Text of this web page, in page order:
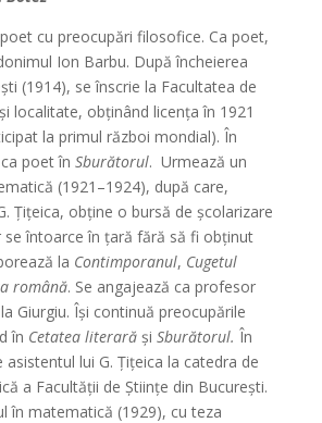
cu preocupări filosofice. Ca poet,
Ion Barbu. După încheierea
(1914), se înscrie la Facultatea de
localitate, obţinând licenţa în 1921
la primul război mondial). În
poet în Sburătorul. Urmează un
(1921–1924), după care,
Ţiţeica, obţine o bursă de şcolarizare
se întoarce în ţară fără să fi obţinut
la Contimporanul, Cugetul
română. Se angajează ca profesor
Giurgiu. Îşi continuă preocupările
în Cetatea literară şi Sburătorul. În
asistentul lui G. Ţiţeica la catedra de
a Facultăţii de Ştiinţe din Bucureşti.
în matematică (1929), cu teza